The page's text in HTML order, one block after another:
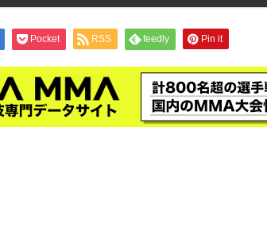
Pocket RSS feedly Pin it